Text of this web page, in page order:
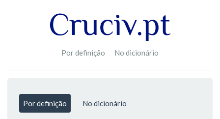
Por definição No dicionário
Por definição No dicionário